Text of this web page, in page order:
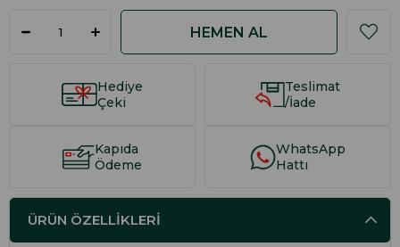
Hediye
Çeki
Teslimat
/İade
Kapıda
Ödeme
WhatsApp
Hattı
ÜRÜN ÖZELLIKLERI